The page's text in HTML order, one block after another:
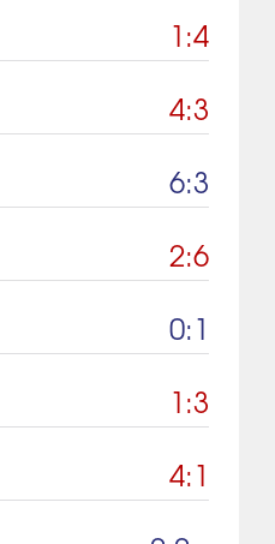
1:4
4:3
6:3
2:6
0:1
1:3
4:1